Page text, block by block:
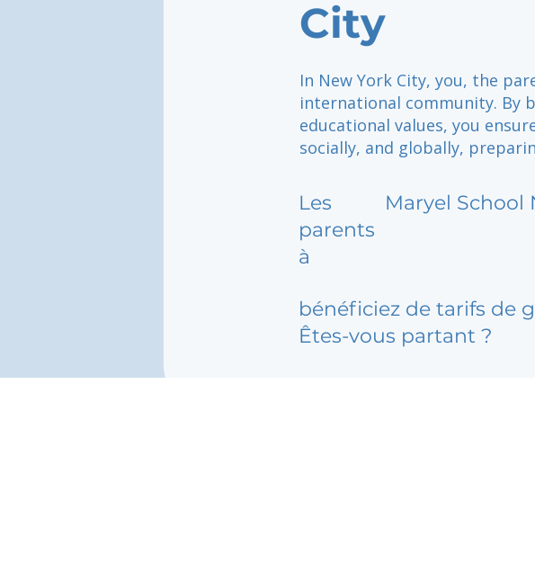
City
In New York City, you, the
international community. By
educational values, you
socially, and globally,
Les
parents
à
Maryel School
bénéficiez de tarifs de
Êtes-vous partant ?